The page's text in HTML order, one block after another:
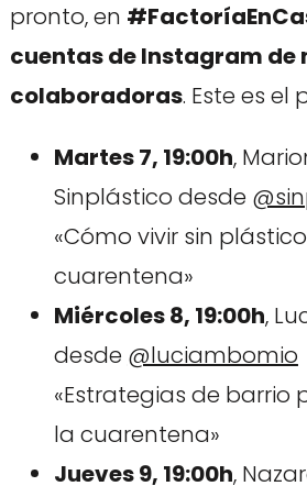
pronto, en
cuentas de Instagram de
colaboradoras. Este es el
Martes 7, 19:00h,
Sinplástico desde
«Cómo vivir sin
cuarentena»
Miércoles 8, 19:00h,
desde @luciambomio
«Estrategias de barrio
la cuarentena»
Jueves 9, 19:00h,